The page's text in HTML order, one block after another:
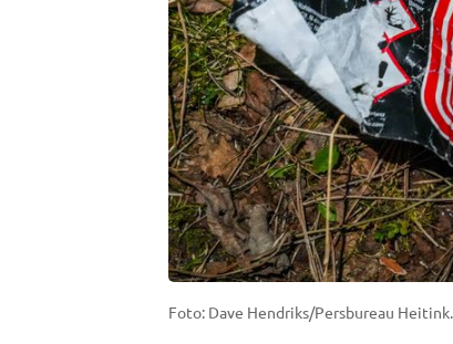
Foto: Dave Hendriks/Persbureau Heitink.